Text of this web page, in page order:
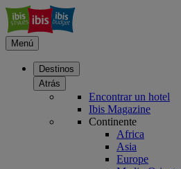
Menú
Destinos
Atrás
Encontrar un hotel
Ibis Magazine
Continente
Africa
Asia
Europe